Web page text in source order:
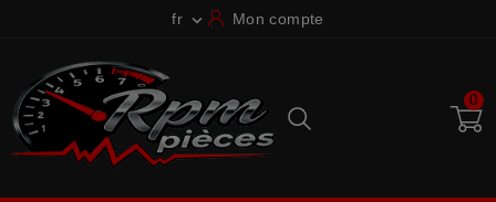
fr  Mon compte
0